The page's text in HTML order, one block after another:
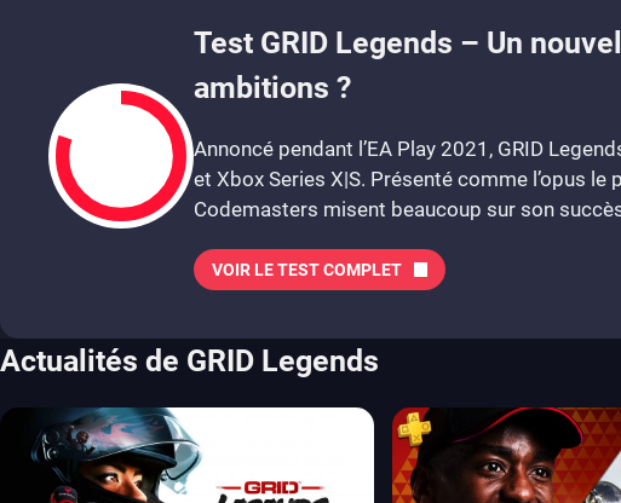
Test GRID Legends – Un
ambitions ?
Annoncé pendant l’EA Play 2021, GRID
et Xbox Series X|S. Présenté comme l’opus
Codemasters misent beaucoup sur son
VOIR LE TEST COMPLET
Actualités de GRID Legends